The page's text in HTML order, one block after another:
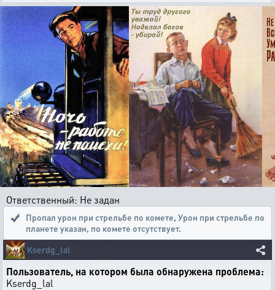
Ответственный: Не задан
Пропал урон при стрельбе по комете, Урон при стрельбе по
планете указан, по комете отсутствует.
Kserdg_lal
Пользователь, на котором была обнаружена проблема:
Kserdg_lal